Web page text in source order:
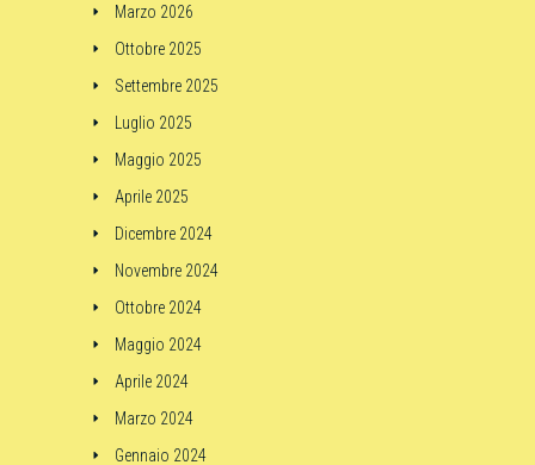
Marzo 2026
Ottobre 2025
Settembre 2025
Luglio 2025
Maggio 2025
Aprile 2025
Dicembre 2024
Novembre 2024
Ottobre 2024
Maggio 2024
Aprile 2024
Marzo 2024
Gennaio 2024